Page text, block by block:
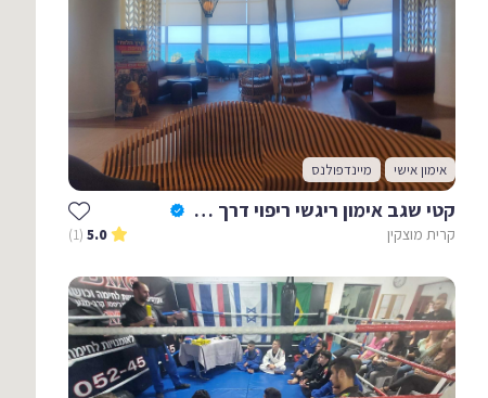
אימון אישי מיינדפולנס
קטי שגב אימון ריגשי ריפוי דרך המוח
קרית מוצקין 5.0
(1)